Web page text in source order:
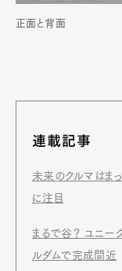
正面と背面
連載記事
未来のクルマはま
に注目
まるで谷？ ユニー
ルダムで完成間近